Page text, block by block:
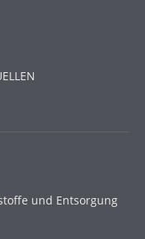
und Entsorgung